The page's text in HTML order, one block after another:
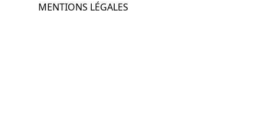
MENTIONS LÉGALES